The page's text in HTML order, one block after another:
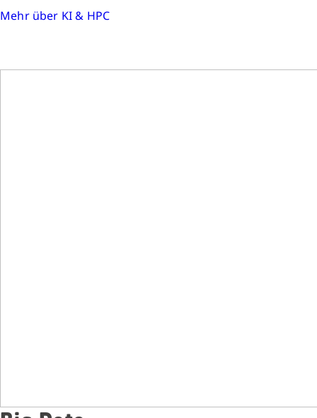
Mehr über KI & HPC